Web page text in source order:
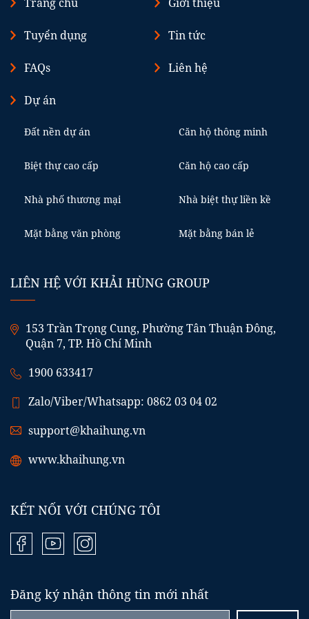
LIÊN HỆ VỚI KHẢI HÙNG GROUP
153 Trần Trọng Cung, Phường Tân Thuận Đông,
Quận 7, TP. Hồ Chí Minh
1900 633417
Zalo/Viber/Whatsapp: 0862 03 04 02
support@khaihung.vn
www.khaihung.vn
Tuyển dụng Tin tức
FAQs Liên hệ
Dự án
Đất nền dự án Căn hộ thông minh
Biệt thự cao cấp Căn hộ cao cấp
Nhà phố thương mại Nhà biệt thự liền kề
Mặt bằng văn phòng Mặt bằng bán lẻ
KẾT NỐI VỚI CHÚNG TÔI
Đăng ký nhận thông tin mới nhất